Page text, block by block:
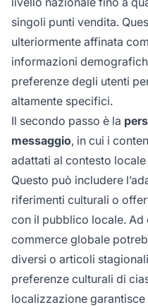
singoli punti vendita.
ulteriormente affinata
informazioni
preferenze degli utenti
altamente specifici.
Il secondo passo è la
messaggio, in cui i
adattati al contesto
Questo può includere
riferimenti culturali o
con il pubblico locale. Ad
commerce globale
diversi o articoli
preferenze culturali di
localizzazione